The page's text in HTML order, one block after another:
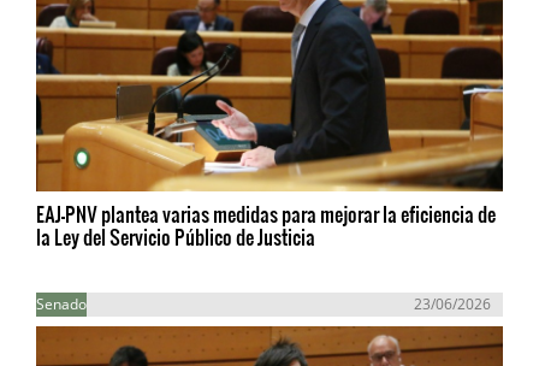
EAJ-PNV plantea varias medidas para mejorar la eficiencia de
la Ley del Servicio Público de Justicia
Senado 23/06/2026